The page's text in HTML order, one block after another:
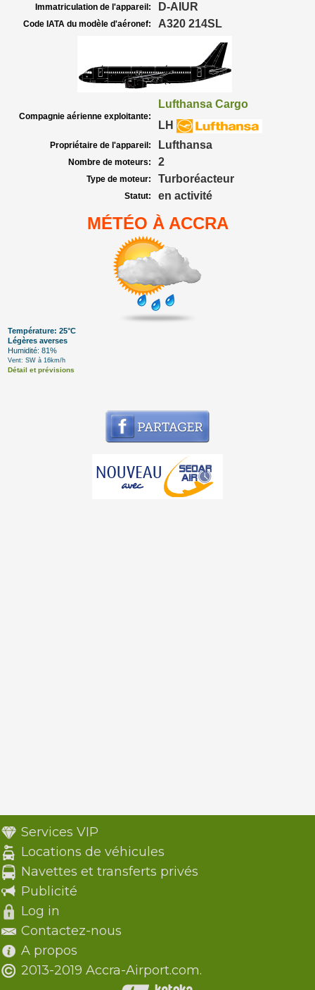
Immatriculation de l'appareil: D-AIUR
Code IATA du modèle d'aéronef: A320 214SL
Compagnie aérienne exploitante:
Lufthansa Cargo
LH
Propriétaire de l'appareil: Lufthansa
Nombre de moteurs: 2
Type de moteur: Turboréacteur
Statut: en activité
MÉTÉO À ACCRA
Température: 25°C
Légères averses
Humidité: 81%
Vent: SW à 16km/h
Détail et prévisions
Services VIP
Locations de véhicules
Navettes et transferts privés
Publicité
Log in
Contactez-nous
A propos
2013-2019 Accra-Airport.com.